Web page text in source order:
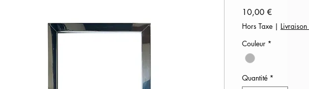
10,00 €
Hors Taxe |
Couleur *
Quantité *